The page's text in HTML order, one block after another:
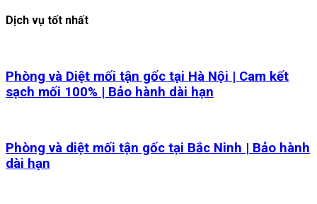
Dịch vụ tốt nhất
Phòng và Diệt mối tận gốc tại Hà Nội | Cam kết
sạch mối 100% | Bảo hành dài hạn
Phòng và diệt mối tận gốc tại Bắc Ninh | Bảo hành
dài hạn